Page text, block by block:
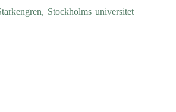
Stockholms universitet